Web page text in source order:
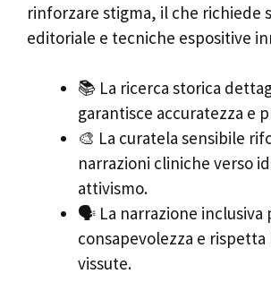
rinforzare stigma, il che richiede
editoriale e tecniche espositive
📚 La ricerca storica
garantisce accuratezza e
🎨 La curatela sensibile
narrazioni cliniche verso
attivismo.
🗣️ La narrazione inclusiva
consapevolezza e
vissute.